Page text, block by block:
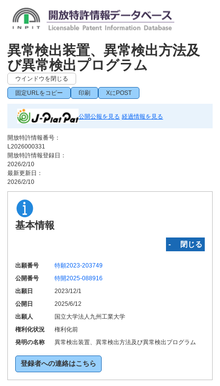
異常検出装置、異常検出方法及
び異常検出プログラム
ウインドウを閉じる
固定URLをコピー 印刷 XにPOST
公開公報を見る 経過情報を見る
開放特許情報番号：
L2026000331
開放特許情報登録日：
2026/2/10
最新更新日：
2026/2/10
基本情報
‐ 閉じる
出願番号
特願2023-203749
公開番号
特開2025-088916
出願日
2023/12/1
公開日
2025/6/12
出願人
国立大学法人九州工業大学
権利化状況
権利化前
発明の名称
異常検出装置、異常検出方法及び異常検出プログラム
登録者への連絡はこちら